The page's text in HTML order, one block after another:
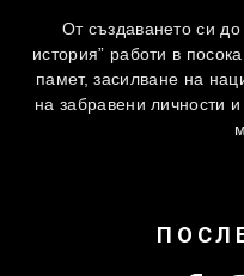
От създаването си
история” работи в
памет, засилване на
на забравени личности